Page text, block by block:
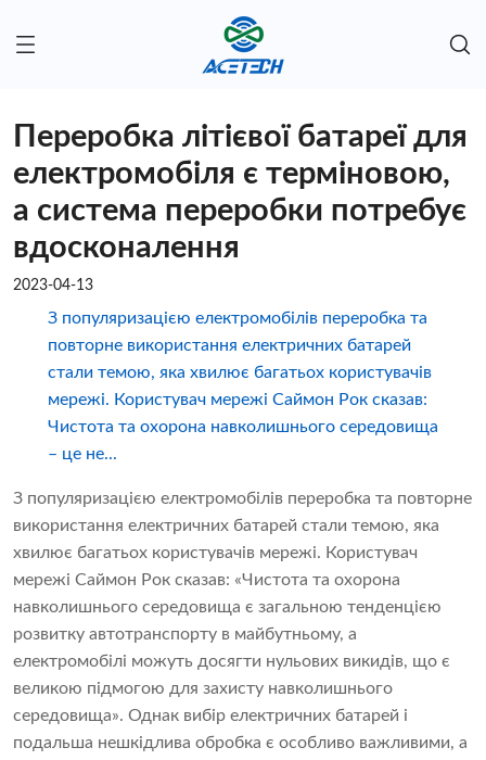
Переробка літієвої батареї для
електромобіля є терміновою,
а система переробки потребує
вдосконалення
2023-04-13
З популяризацією електромобілів переробка та
повторне використання електричних батарей
стали темою, яка хвилює багатьох користувачів
мережі. Користувач мережі Саймон Рок сказав:
Чистота та охорона навколишнього середовища
– це не...
З популяризацією електромобілів переробка та повторне
використання електричних батарей стали темою, яка
хвилює багатьох користувачів мережі. Користувач
мережі Саймон Рок сказав: «Чистота та охорона
навколишнього середовища є загальною тенденцією
розвитку автотранспорту в майбутньому, а
електромобілі можуть досягти нульових викидів, що є
великою підмогою для захисту навколишнього
середовища». Однак вибір електричних батарей і
подальша нешкідлива обробка є особливо важливими, а